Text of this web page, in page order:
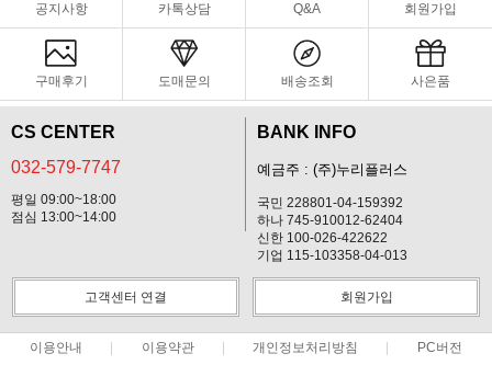
공지사항 카톡상담 Q&A 회원가입
구매후기 도매문의 배송조회 사은품
CS CENTER
032-579-7747
평일 09:00~18:00
점심 13:00~14:00
BANK INFO
예금주 : (주)누리플러스
국민 228801-04-159392
하나 745-910012-62404
신한 100-026-422622
기업 115-103358-04-013
고객센터 연결 회원가입
이용안내 이용약관 개인정보처리방침 PC버전